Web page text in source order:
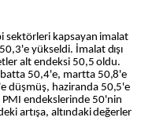
sektörleri kapsayan imalat
yükseldi. İmalat dışı
alt endeksi 50,5 oldu.
50,4'e, martta 50,8'e
düşmüş, haziranda 50,5'e
endekslerinde 50'nin
artışa, altındaki değerler